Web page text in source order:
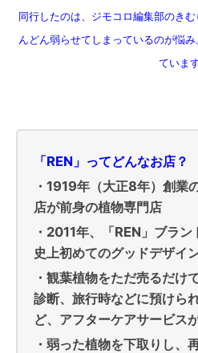
同行したのは、ジモコロ編集部のき
んどん弱らせてしまっているのが悩
ていま
「REN」ってどんなお店？
・1919年（大正8年）創業
店が前身の植物専門店
・2011年、「REN」ブラ
史上初めてのグッドデザイ
・観葉植物をただ売るだけ
診断、旅行時などに預けら
ど、アフターケアサービス
・弱った植物を下取りし、